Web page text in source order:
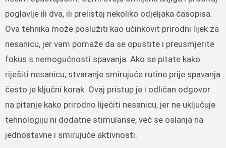
poglavlje ili dva, ili prelistaj nekoliko odjeljaka časopisa.
Ova tehnika može poslužiti kao učinkovit prirodni lijek za
nesanicu, jer vam pomaže da se opustite i preusmjerite
fokus s nemogućnosti spavanja. Ako se pitate kako
riješiti nesanicu, stvaranje smirujuće rutine prije spavanja
često je ključni korak. Ovaj pristup je i odličan odgovor
na pitanje kako prirodno liječiti nesanicu, jer ne uključuje
tehnologiju ni dodatne stimulanse, već se oslanja na
jednostavne i smirujuće aktivnosti.